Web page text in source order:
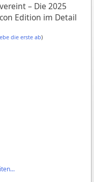
– Die 2025
Edition im Detail
die erste ab)